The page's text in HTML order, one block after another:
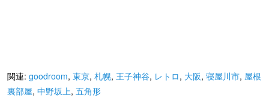
関連: goodroom, 東京, 札幌, 王子神谷, レトロ, 大阪, 寝屋川市, 屋根
裏部屋, 中野坂上, 五角形